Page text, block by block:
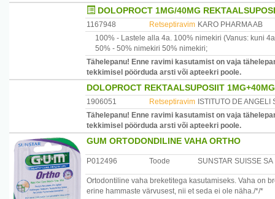
DOLOPROCT 1MG/40MG
1167948 Retseptiravim KARO PHARMA AB
100% - Lastele alla 4a. 100% nimekiri (Vanus: kuni
50% - 50% nimekiri 50% nimekiri;
Tähelepanu! Enne ravimi kasutamist on vaja
tekkimisel pöörduda arsti või apteekri poole.
DOLOPROCT REKTAALSUPOSIIT
1906051 Retseptiravim ISTITUTO DE ANGELI
Tähelepanu! Enne ravimi kasutamist on vaja
tekkimisel pöörduda arsti või apteekri poole.
GUM ORTODONDILINE VAHA ORTHO
P012496 Toode SUNSTAR SUISSE SA
Ortodontiline vaha breketitega kasutamiseks. Vaha on
erine hammaste värvusest, nii et seda ei ole näha./*/*